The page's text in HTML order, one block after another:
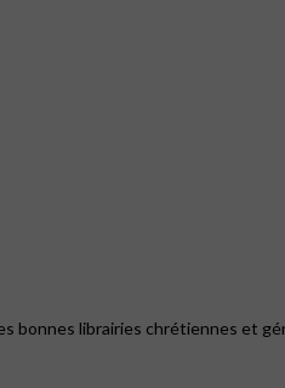
bonnes librairies chrétiennes et